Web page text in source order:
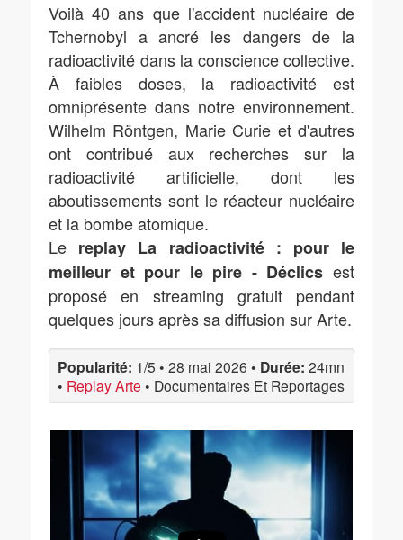
Voilà 40 ans que l'accident nucléaire de
Tchernobyl a ancré les dangers de la
radioactivité dans la conscience collective.
À faibles doses, la radioactivité est
omniprésente dans notre environnement.
Wilhelm Röntgen, Marie Curie et d'autres
ont contribué aux recherches sur la
radioactivité artificielle, dont les
aboutissements sont le réacteur nucléaire
et la bombe atomique.
Le replay La radioactivité : pour le
meilleur et pour le pire - Déclics est
proposé en streaming gratuit pendant
quelques jours après sa diffusion sur Arte.
Popularité: 1/5 • 28 mai 2026 • Durée: 24mn
• Replay Arte • Documentaires Et Reportages